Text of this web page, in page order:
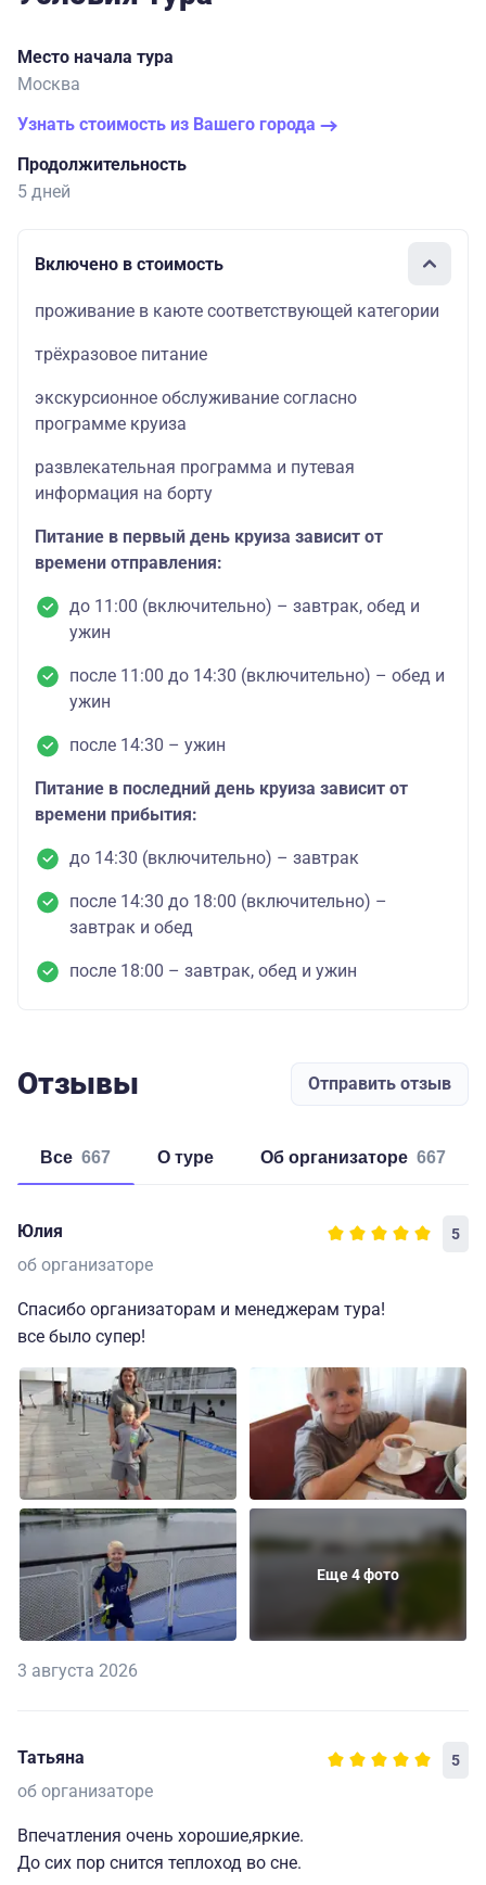
Место начала тура
Москва
Узнать стоимость из Вашего города
Продолжительность
5 дней
Включено в стоимость
проживание в каюте соответствующей категории
трёхразовое питание
экскурсионное обслуживание согласно
программе круиза
развлекательная программа и путевая
информация на борту
Питание в первый день круиза зависит от
времени отправления:
до 11:00 (включительно) – завтрак, обед и
ужин
после 11:00 до 14:30 (включительно) – обед и
ужин
после 14:30 – ужин
Питание в последний день круиза зависит от
времени прибытия:
до 14:30 (включительно) – завтрак
после 14:30 до 18:00 (включительно) –
завтрак и обед
после 18:00 – завтрак, обед и ужин
Отзывы Отправить отзыв
Все 667 о туре об организаторе 667
Юлия 5
об организаторе
Спасибо организаторам и менеджерам тура!
все было супер!
Еще 4 фото
3 августа 2026
Татьяна 5
об организаторе
Впечатления очень хорошие,яркие.
До сих пор снится теплоход во сне.